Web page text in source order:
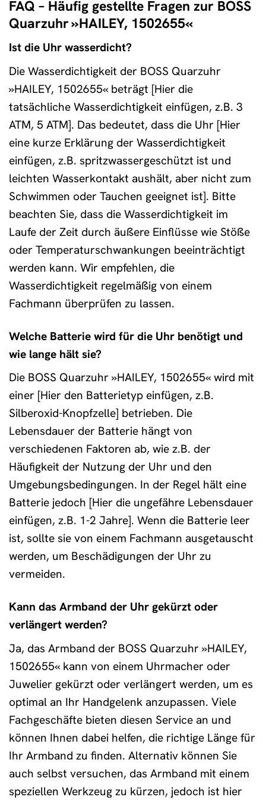
FAQ – Häufig gestellte Fragen zur BOSS
Quarzuhr »HAILEY, 1502655«
Ist die Uhr wasserdicht?
Die Wasserdichtigkeit der BOSS Quarzuhr
»HAILEY, 1502655« beträgt [Hier die
tatsächliche Wasserdichtigkeit einfügen, z.B. 3
ATM, 5 ATM]. Das bedeutet, dass die Uhr [Hier
eine kurze Erklärung der Wasserdichtigkeit
einfügen, z.B. spritzwassergeschützt ist und
leichten Wasserkontakt aushält, aber nicht zum
Schwimmen oder Tauchen geeignet ist]. Bitte
beachten Sie, dass die Wasserdichtigkeit im
Laufe der Zeit durch äußere Einflüsse wie Stöße
oder Temperaturschwankungen beeinträchtigt
werden kann. Wir empfehlen, die
Wasserdichtigkeit regelmäßig von einem
Fachmann überprüfen zu lassen.
Welche Batterie wird für die Uhr benötigt und
wie lange hält sie?
Die BOSS Quarzuhr »HAILEY, 1502655« wird mit
einer [Hier den Batterietyp einfügen, z.B.
Silberoxid-Knopfzelle] betrieben. Die
Lebensdauer der Batterie hängt von
verschiedenen Faktoren ab, wie z.B. der
Häufigkeit der Nutzung der Uhr und den
Umgebungsbedingungen. In der Regel hält eine
Batterie jedoch [Hier die ungefähre Lebensdauer
einfügen, z.B. 1-2 Jahre]. Wenn die Batterie leer
ist, sollte sie von einem Fachmann ausgetauscht
werden, um Beschädigungen der Uhr zu
vermeiden.
Kann das Armband der Uhr gekürzt oder
verlängert werden?
Ja, das Armband der BOSS Quarzuhr »HAILEY,
1502655« kann von einem Uhrmacher oder
Juwelier gekürzt oder verlängert werden, um es
optimal an Ihr Handgelenk anzupassen. Viele
Fachgeschäfte bieten diesen Service an und
können Ihnen dabei helfen, die richtige Länge für
Ihr Armband zu finden. Alternativ können Sie
auch selbst versuchen, das Armband mit einem
speziellen Werkzeug zu kürzen, jedoch ist hier